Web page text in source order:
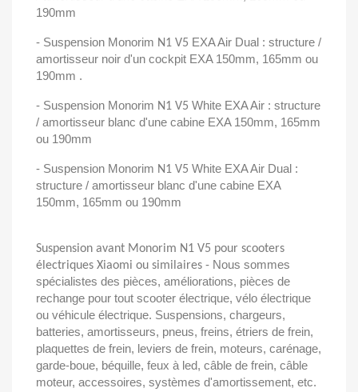
190mm
- Suspension Monorim N1 V5 EXA Air Dual : structure /
amortisseur noir d'un cockpit EXA 150mm, 165mm ou
190mm .
- Suspension Monorim N1 V5 White EXA Air : structure
/ amortisseur blanc d'une cabine EXA 150mm, 165mm
ou 190mm
- Suspension Monorim N1 V5 White EXA Air Dual :
structure / amortisseur blanc d'une cabine EXA
150mm, 165mm ou 190mm
Suspension avant Monorim N1 V5 pour scooters
électriques Xiaomi ou similaires - Nous sommes
spécialistes des pièces, améliorations, pièces de
rechange pour tout scooter électrique, vélo électrique
ou véhicule électrique. Suspensions, chargeurs,
batteries, amortisseurs, pneus, freins, étriers de frein,
plaquettes de frein, leviers de frein, moteurs, carénage,
garde-boue, béquille, feux à led, câble de frein, câble
moteur, accessoires, systèmes d'amortissement, etc.